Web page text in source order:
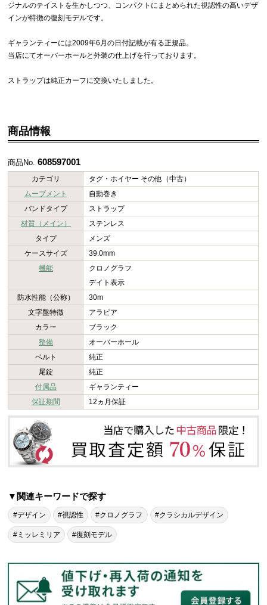
ジナルのテイストを生かしつつ、コンパクトにまとめられた視認性の高いデザ
インが特徴の復刻モデルです。
ギャランティーには2009年6月の日付記載が有る正規品。
当店にてオーバーホールと外装の仕上げを行っております。
ストラップは純正カーフに交換いたしました。
商品情報
商品No.608597001
カテゴリ
タグ・ホイヤー その他（中古）
ムーブメント
自動巻き
バンドタイプ
ストラップ
材質（メイン）
ステンレス
タイプ
メンズ
ケースサイズ
39.0mm
機能
クロノグラフ
デイト表示
防水性能（公称）
30m
文字盤特徴
アラビア
カラー
ブラック
整備
オーバーホール
ベルト
純正
尾錠
純正
付属品
ギャランティー
保証期間
12ヵ月保証
▼関連キーワードで探す
#デザイン #視認性 #クロノグラフ #クラシカルデザイン
#ミッレミリア #復刻モデル